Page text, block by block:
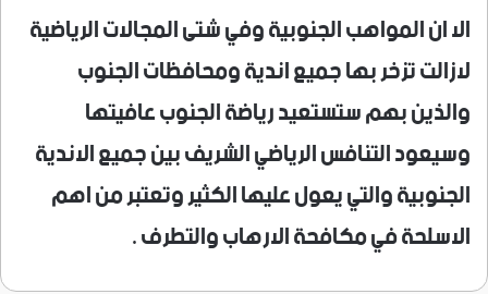
الا ان المواهب الجنوبية وفي شتى المجالات الرياضية
لازالت تزخر بها جميع اندية ومحافظات الجنوب
والذين بهم ستستعيد رياضة الجنوب عافيتها
وسيعود التنافس الرياضي الشريف بين جميع الاندية
الجنوبية والتي يعول عليها الكثير وتعتبر من اهم
الاسلحة في مكافحة الارهاب والتطرف .